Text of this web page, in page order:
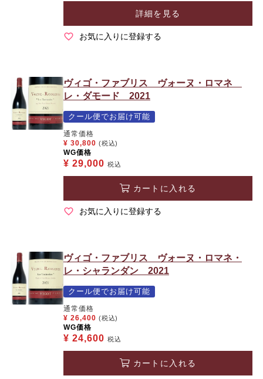
詳細を見る
お気に入りに登録する
ヴィゴ・ファブリス ヴォーヌ・ロマネ
レ・ダモード 2021
クール便でお届け可能
通常価格
¥ 30,800 (税込)
WG価格
¥ 29,000 税込
カートに入れる
お気に入りに登録する
ヴィゴ・ファブリス ヴォーヌ・ロマネ・
レ・シャランダン 2021
クール便でお届け可能
通常価格
¥ 26,400 (税込)
WG価格
¥ 24,600 税込
カートに入れる